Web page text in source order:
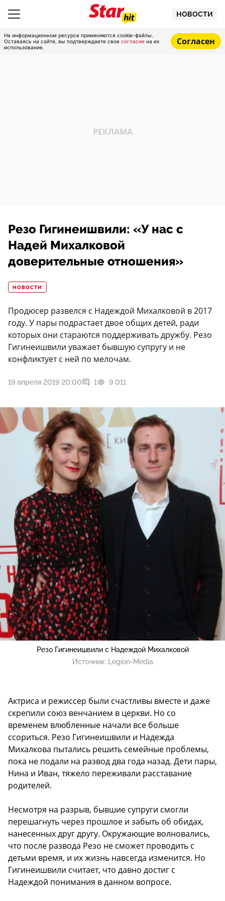
НОВОСТИ
На информационном ресурсе применяются cookie-файлы.
Оставаясь на сайте, вы подтверждаете свое согласие на их
использование.
Согласен
Резо Гигинеишвили: «У нас с
Надей Михалковой
доверительные отношения»
НОВОСТИ
Продюсер развелся с Надеждой Михалковой в 2017
году. У пары подрастает двое общих детей, ради
которых они стараются поддерживать дружбу. Резо
Гигинеишвили уважает бывшую супругу и не
конфликтует с ней по мелочам.
19 апреля 2019 20:00 1 9 011
Резо Гигинеишвили с Надеждой Михалковой
Источник:
Legion-Media
Актриса и режиссер были счастливы вместе и даже
скрепили союз венчанием в церкви. Но со
временем влюбленные начали все больше
ссориться. Резо Гигинеишвили и Надежда
Михалкова пытались решить семейные проблемы,
пока не подали на развод два года назад. Дети пары,
Нина и Иван, тяжело переживали расставание
родителей.
Несмотря на разрыв, бывшие супруги смогли
перешагнуть через прошлое и забыть об обидах,
нанесенных друг другу. Окружающие волновались,
что после развода Резо не сможет проводить с
детьми время, и их жизнь навсегда изменится. Но
Гигинеишвили считает, что давно достиг с
Надеждой понимания в данном вопросе.